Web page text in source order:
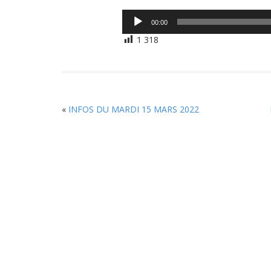
Lecteur
audio
00:00
1 318
« INFOS DU MARDI 15 MARS 2022